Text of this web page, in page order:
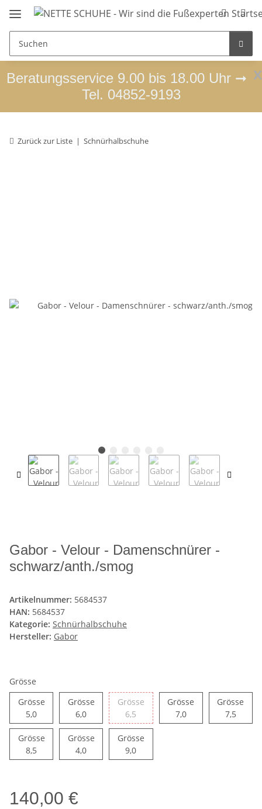
x
Beratungsservice 9.00 bis 18.00 Uhr ➞
Tel. 04852-9193
Zurück zur Liste Schnürhalbschuhe
Gabor - Velour - Damenschnürer -
schwarz/anth./smog
Artikelnummer: 5684537
HAN: 5684537
Kategorie: Schnürhalbschuhe
Hersteller: Gabor
Grösse
Grösse
5,0Grösse 5,0
Grösse
6,0Grösse 6,0
Grösse
6,5 Grösse 6,5
Grösse
7,0Grösse 7,0
Grösse
7,5
Grösse
8,5 Grösse 8,5
Grösse
4,0Grösse 4,0
Grösse
9,0Grösse 9,0
140,00 €